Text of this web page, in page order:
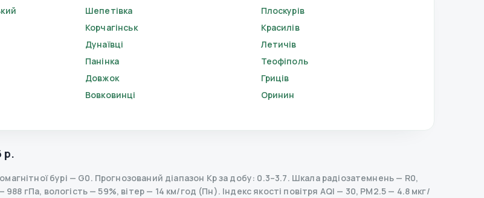
Шепетівка
Плоскурів
Корчагінськ
Красилів
Дунаївці
Летичів
Панінка
Теофіполь
Довжок
Гриців
Вовковинці
Оринин
р.
бурі — G0. Прогнозований діапазон Kp за добу: 0.3–3.7. Шкала радіозатемнень — R0,
988 гПа, вологість — 59%, вітер — 14 км/год (Пн). Індекс якості повітря AQI — 30, PM2.5 — 4.8 мкг/